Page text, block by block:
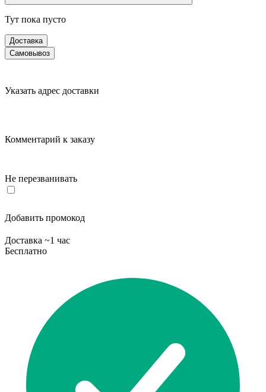
Тут пока пусто
Доставка
Самовывоз
Указать адрес доставки
Комментарий к заказу
Не перезванивать
Добавить промокод
Доставка ~1 час
Бесплатно